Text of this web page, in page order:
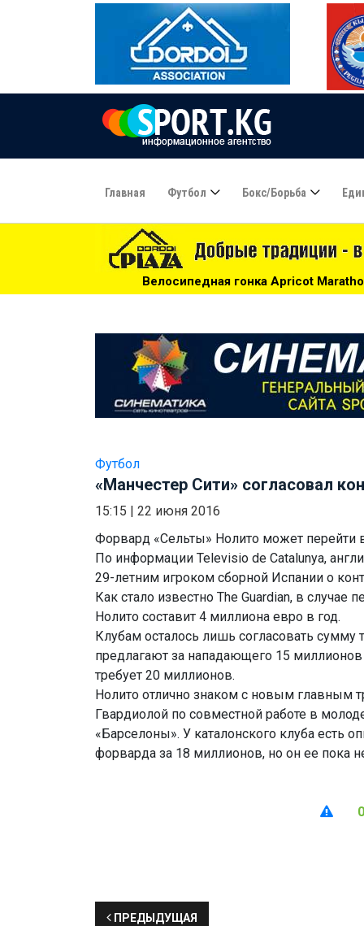
Главная Футбол Бокс/борьба
Велосипедная гонка Apricot Marathon Race: нужны
Футбол
«Манчестер Сити» согласовал
15:15
22 июня 2016
Форвард «Сельты» Нолито может перейти
По информации Televisio de Catalunya,
29-летним игроком сборной Испании о
Как стало известно The Guardian, в случае
Нолито составит 4 миллиона евро в год.
Клубам осталось лишь согласовать сумму
предлагают за нападающего 15 миллионов
требует 20 миллионов.
Нолито отлично знаком с новым главным
Гвардиолой по совместной работе в
«Барселоны». У каталонского клуба есть
форварда за 18 миллионов, но он ее пока
0
ПРЕДЫДУЩАЯ